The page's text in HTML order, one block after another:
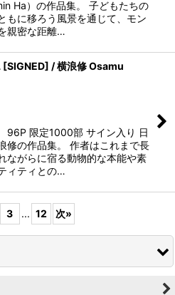
Ha）の作品集。 子どもたちの
もに移ろう風景を通じて、モン
親密な距離…
[SIGNED] / 横浪修 Osamu
限定1000部 サイン入り 日
修の作品集。 作者はこれまで長
ながらに宿る動物的な本能や素
ィティとの…
3 ... 12 次»